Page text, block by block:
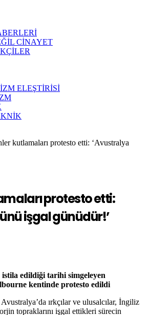
CİNAYET
ELEŞTİRİSİ
kutlamaları protesto etti: ‘Avustralya
protesto etti:
işgal günüdür!’
edildiği tarihi simgeleyen
kentinde protesto edildi
ırkçılar ve ulusalcılar, İngiliz
topraklarını işgal ettikleri sürecin